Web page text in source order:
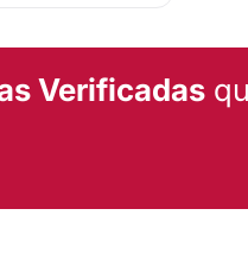
situada en
Verificadas